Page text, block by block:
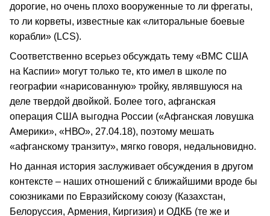
дорогие, но очень плохо вооруженные то ли фрегаты,
то ли корветы, известные как «литоральные боевые
корабли» (LCS).
Соответственно всерьез обсуждать тему «ВМС США
на Каспии» могут только те, кто имел в школе по
географии «нарисованную» тройку, являвшуюся на
деле твердой двойкой. Более того, афганская
операция США выгодна России («Афганская ловушка
Америки», «НВО», 27.04.18), поэтому мешать
«афганскому транзиту», мягко говоря, недальновидно.
Но данная история заслуживает обсуждения в другом
контексте – наших отношений с ближайшими вроде бы
союзниками по Евразийскому союзу (Казахстан,
Белоруссия, Армения, Киргизия) и ОДКБ (те же и